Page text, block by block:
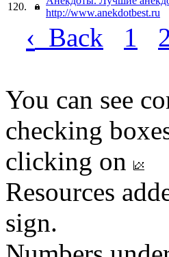
120.
http://www.anekdotbest.ru
‹ Back 1
You can see
checking
clicking on
Resources
sign.